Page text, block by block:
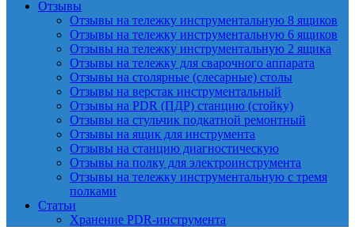
Отзывы
Отзывы на тележку инструментальную 8 ящиков
Отзывы на тележку инструментальную 6 ящиков
Отзывы на тележку инструментальную 2 ящика
Отзывы на тележку для сварочного аппарата
Отзывы на столярные (слесарные) столы
Отзывы на верстак инструментальный
Отзывы на PDR (ПДР) станцию (стойку)
Отзывы на стульчик подкатной ремонтный
Отзывы на ящик для инструмента
Отзывы на станцию диагностическую
Отзывы на полку для электроинструмента
Отзывы на тележку инструментальную с тремя
полками
Статьи
Хранение PDR-инструмента